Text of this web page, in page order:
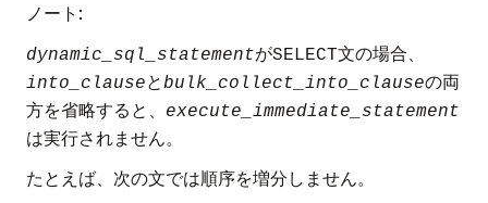
ノート:
dynamic_sql_statementがSELECT文の場合、
into_clauseとbulk_collect_into_clauseの両
方を省略すると、
execute_immediate_statement
は実行されません。
たとえば、次の文では順序を増分しません。